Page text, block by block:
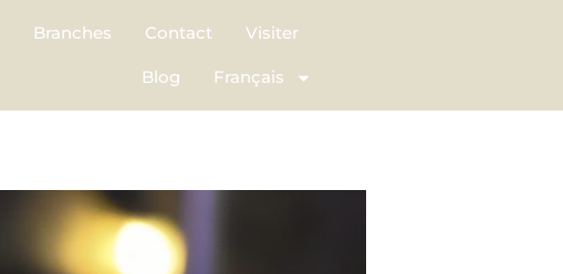
Branches Contact Visiter
Blog Français